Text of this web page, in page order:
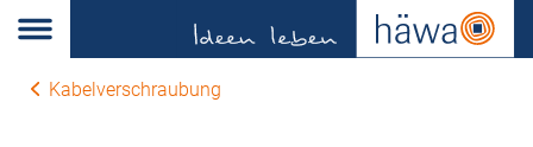
Kabelverschraubung